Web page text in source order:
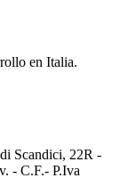
en Italia.
Scandici, 22R -
- C.F.- P.Iva